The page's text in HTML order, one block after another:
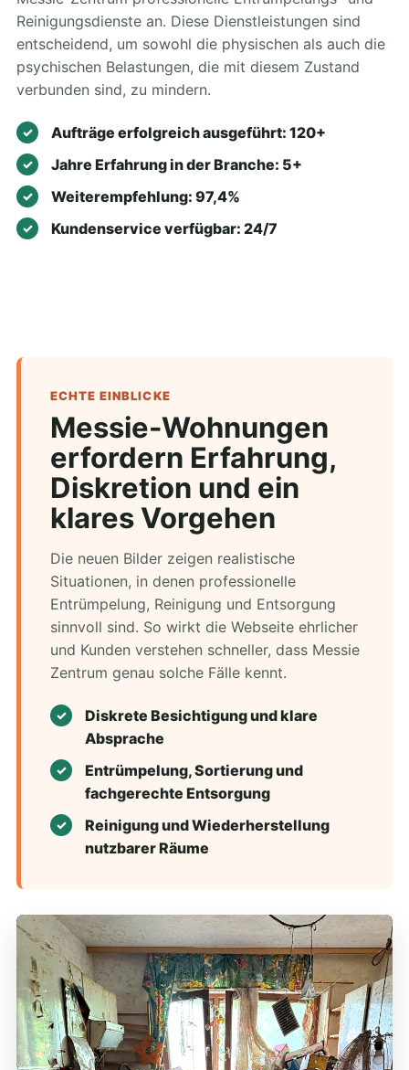
Reinigungsdienste an. Diese Dienstleistungen sind
entscheidend, um sowohl die physischen als auch die
psychischen Belastungen, die mit diesem Zustand
verbunden sind, zu mindern.
Aufträge erfolgreich ausgeführt: 120+
Jahre Erfahrung in der Branche: 5+
Weiterempfehlung: 97,4%
Kundenservice verfügbar: 24/7
ECHTE EINBLICKE
Messie-Wohnungen
erfordern Erfahrung,
Diskretion und ein
klares Vorgehen
Die neuen Bilder zeigen realistische
Situationen, in denen professionelle
Entrümpelung, Reinigung und Entsorgung
sinnvoll sind. So wirkt die Webseite ehrlicher
und Kunden verstehen schneller, dass Messie
Zentrum genau solche Fälle kennt.
Diskrete Besichtigung und klare
Absprache
Entrümpelung, Sortierung und
fachgerechte Entsorgung
Reinigung und Wiederherstellung
nutzbarer Räume